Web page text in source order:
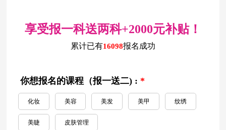
享受报一科送两科+2000元补贴！
累计已有16098报名成功
你想报名的课程（报一送二) : *
化妆 美容 美发 美甲 纹绣
美睫 皮肤管理